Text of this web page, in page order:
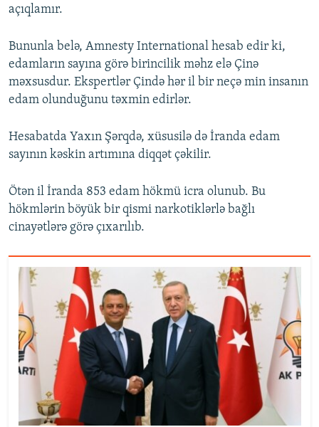
açıqlamır.
Bununla belə, Amnesty International hesab edir ki,
edamların sayına görə birincilik məhz elə Çinə
məxsusdur. Ekspertlər Çində hər il bir neçə min insanın
edam olunduğunu təxmin edirlər.
Hesabatda Yaxın Şərqdə, xüsusilə də İranda edam
sayının kəskin artımına diqqət çəkilir.
Ötən il İranda 853 edam hökmü icra olunub. Bu
hökmlərin böyük bir qismi narkotiklərlə bağlı
cinayətlərə görə çıxarılıb.